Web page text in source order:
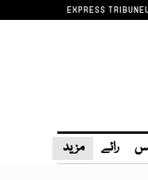
EXPRESS TRIBUNE
رائے مزید